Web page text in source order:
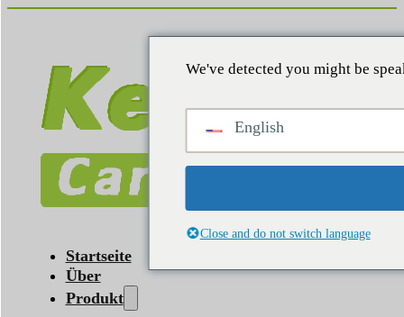
Startseite
Über
Produkt
We've detected you might be
English
Close and do not switch language